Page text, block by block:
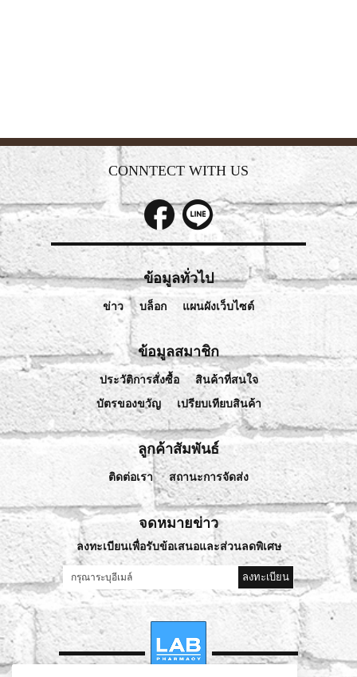
CONNTECT WITH US
ข้อมูลทั่วไป
ข่าว บล็อก แผนผังเว็บไซต์
ข้อมูลสมาชิก
ประวัติการสั่งซื้อ
สินค้าที่สนใจ
บัตรของขวัญ
เปรียบเทียบสินค้า
ลูกค้าสัมพันธ์
ติดต่อเรา สถานะการจัดส่ง
จดหมายข่าว
ลงทะเบียนเพื่อรับข้อเสนอและส่วนลดพิเศษ
ลงทะเบียน